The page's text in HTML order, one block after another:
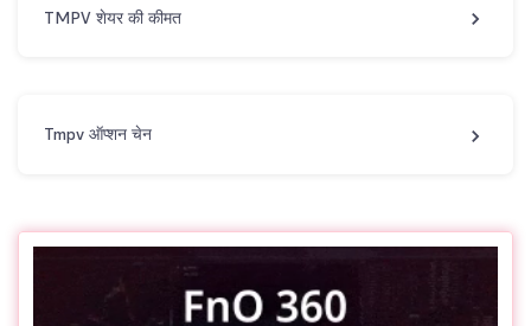
TMPV शेयर की कीमत
Tmpv ऑप्शन चेन